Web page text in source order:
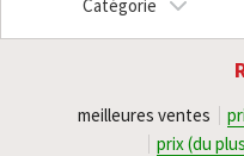
Catégorie
meilleures ventes
prix (du